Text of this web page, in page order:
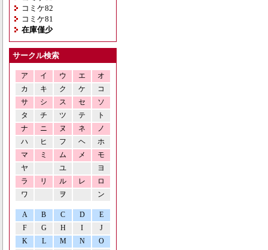
コミケ82
コミケ81
在庫僅少
サークル検索
ア イ ウ エ
オ
カ
キ ク ケ
コ
サ
シ ス セ
ソ
タ
チ ツ テ
ト
ナ
ニ ヌ ネ
ノ
ハ
ヒ フ ヘ
ホ
マ
ミ ム メ
モ
ヤ
ユ
ヨ
ラ
リ ル レ
ロ
ワ
ヲ ン
A B C D
E
F
G H I
J
K
L M N O